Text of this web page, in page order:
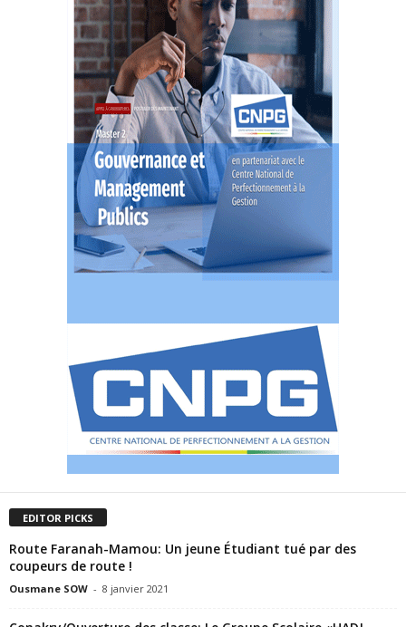
EDITOR PICKS
Route Faranah-Mamou: Un jeune Étudiant tué par des
coupeurs de route !
Ousmane SOW - 8 janvier 2021